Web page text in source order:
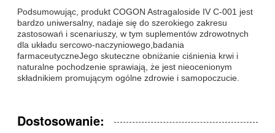
Podsumowując, produkt COGON Astragaloside IV C-001 jest
bardzo uniwersalny, nadaje się do szerokiego zakresu
zastosowań i scenariuszy, w tym suplementów zdrowotnych
dla układu sercowo-naczyniowego,badania
farmaceutyczneJego skuteczne obniżanie ciśnienia krwi i
naturalne pochodzenie sprawiają, że jest nieocenionym
składnikiem promującym ogólne zdrowie i samopoczucie.
Dostosowanie: